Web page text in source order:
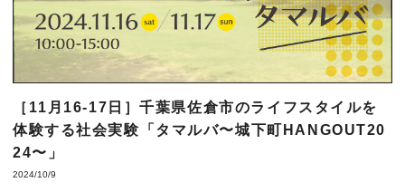
［11月16-17日］千葉県佐倉市のライフスタイルを
体験する社会実験「タマルバ〜城下町HANGOUT20
24〜」
2024/10/9